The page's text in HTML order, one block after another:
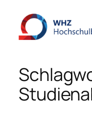
Inhalt
springen